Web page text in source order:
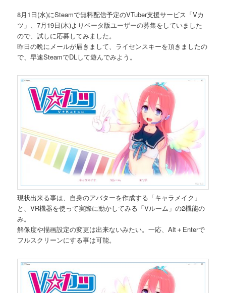
8月1日(水)にSteamで無料配信予定のVTuber支援サービス「Vカ
ツ」、7月19日(木)よりベータ版ユーザーの募集をしていました
ので、試しに応募してみました。
昨日の晩にメールが届きまして、ライセンスキーを頂きましたの
で、早速SteamでDLして遊んでみよう。
現状出来る事は、自身のアバターを作成する「キャラメイク」
と、VR機器を使って実際に動かしてみる「Vルーム」の2機能の
み。
解像度や描画設定の変更は出来ないみたい。一応、Alt＋Enterで
フルスクリーンにする事は可能。